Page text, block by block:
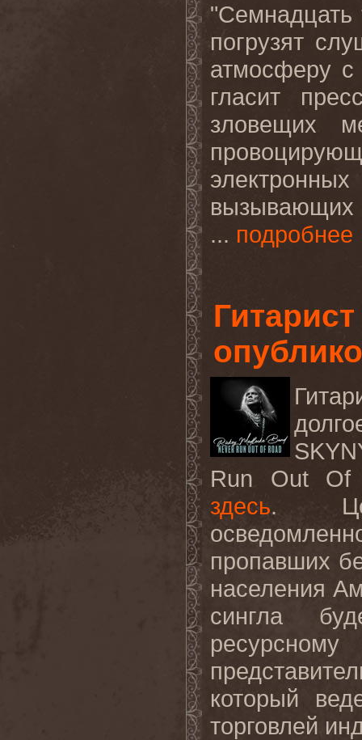
"Семнадцать
погрузят
атмосферу с
гласит
зловещих
вызывающих
... подробнее
Run Out Of
здесь.
пропавших
населения
сингла
который
торговлей